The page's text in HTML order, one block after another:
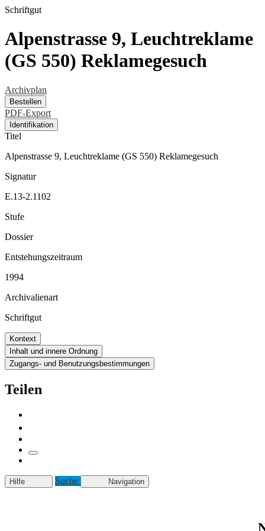
Schriftgut
Alpenstrasse 9, Leuchtreklame
(GS 550) Reklamegesuch
Archivplan
Bestellen
PDF-Export
Identifikation
Titel
Alpenstrasse 9, Leuchtreklame (GS 550) Reklamegesuch
Signatur
E.13-2.1102
Stufe
Dossier
Entstehungszeitraum
1994
Archivalienart
Schriftgut
Kontext
Inhalt und innere Ordnung
Zugangs- und Benutzungsbestimmungen
Teilen
Hilfe Suche Navigation